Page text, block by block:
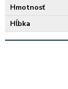
Hmotnosť
Hĺbka